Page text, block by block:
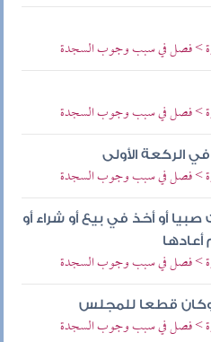
> فصل في سبب وجوب السجدة
> فصل في سبب وجوب السجدة
في الركعة الأولى
> فصل في سبب وجوب السجدة
أو أخذ في بيع أو شراء أو
> فصل في سبب وجوب السجدة
وكان قطعا للمجلس
> فصل في سبب وجوب السجدة